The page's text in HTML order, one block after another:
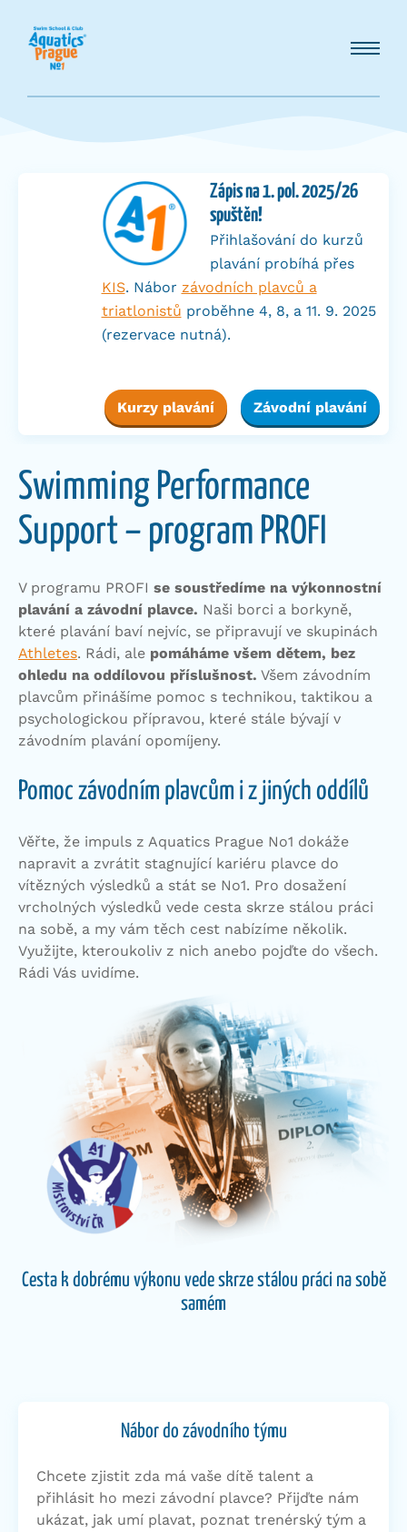
Zápis na 1. pol. 2025/26
spuštěn!
Přihlašování do kurzů
plavání probíhá přes
KIS. Nábor závodních plavců a
triatlonistů proběhne 4, 8, a 11. 9. 2025
(rezervace nutná).
Kurzy plavání Závodní plavání
Swimming Performance
Support – program PROFI
V programu PROFI se soustředíme na výkonnostní
plavání a závodní plavce. Naši borci a borkyně,
které plavání baví nejvíc, se připravují ve skupinách
Athletes. Rádi, ale pomáháme všem dětem, bez
ohledu na oddílovou příslušnost. Všem závodním
plavcům přinášíme pomoc s technikou, taktikou a
psychologickou přípravou, které stále bývají v
závodním plavání opomíjeny.
Pomoc závodním plavcům i z jiných oddílů
Věřte, že impuls z Aquatics Prague No1 dokáže
napravit a zvrátit stagnující kariéru plavce do
vítězných výsledků a stát se No1. Pro dosažení
vrcholných výsledků vede cesta skrze stálou práci
na sobě, a my vám těch cest nabízíme několik.
Využijte, kteroukoliv z nich anebo pojďte do všech.
Rádi Vás uvidíme.
Cesta k dobrému výkonu vede skrze stálou práci na sobě
samém
Nábor do závodního týmu
Chcete zjistit zda má vaše dítě talent a
přihlásit ho mezi závodní plavce? Přijďte nám
ukázat, jak umí plavat, poznat trenérský tým a